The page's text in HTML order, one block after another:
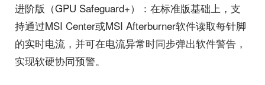
进阶版（GPU Safeguard+）：在标准版基础上，支
持通过MSI Center或MSI Afterburner软件读取每针脚
的实时电流，并可在电流异常时同步弹出软件警告，
实现软硬协同预警。